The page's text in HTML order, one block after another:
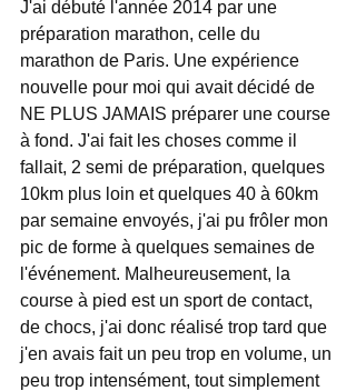
J'ai débuté l'année 2014 par une
préparation marathon, celle du
marathon de Paris. Une expérience
nouvelle pour moi qui avait décidé de
NE PLUS JAMAIS préparer une course
à fond. J'ai fait les choses comme il
fallait, 2 semi de préparation, quelques
10km plus loin et quelques 40 à 60km
par semaine envoyés, j'ai pu frôler mon
pic de forme à quelques semaines de
l'événement. Malheureusement, la
course à pied est un sport de contact,
de chocs, j'ai donc réalisé trop tard que
j'en avais fait un peu trop en volume, un
peu trop intensément, tout simplement